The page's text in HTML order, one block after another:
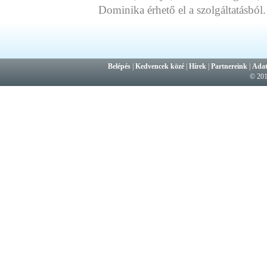
Dominika érhető el a szolgáltatásból.
Belépés |Kedvencek közé |Hírek |Partnereink |
©